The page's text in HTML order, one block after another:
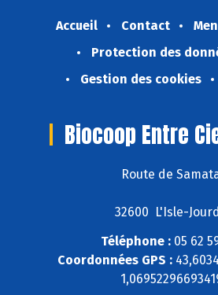
Accueil Contact
Protection des
Gestion des cookies
Biocoop Entre
Route de
32600 L'Isle-
Téléphone : 05 62
Coordonnées GPS :